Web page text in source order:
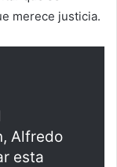
merece justicia.
Alfredo
esta